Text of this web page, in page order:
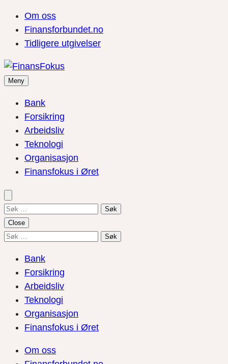
Om oss
Finansforbundet.no
Tidligere utgivelser
Meny
Bank
Forsikring
Arbeidsliv
Teknologi
Organisasjon
Finansfokus i Øret
Søk
etter:
Close
Søk
Bank
Forsikring
Arbeidsliv
Teknologi
Organisasjon
Finansfokus i Øret
Om oss